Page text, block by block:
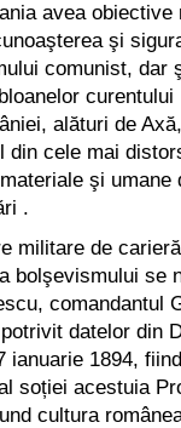
avea
şi
comunist, dar
alături de
din cele mai
şi umane
.
militare de
bolşevismului se
comandantul
datelor din
ianuarie 1894,
soției acestuia
cultura